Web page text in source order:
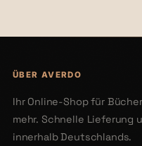
ÜBER AVERDO
Ihr Online-Shop für
mehr. Schnelle Lieferung
innerhalb Deutschlands.